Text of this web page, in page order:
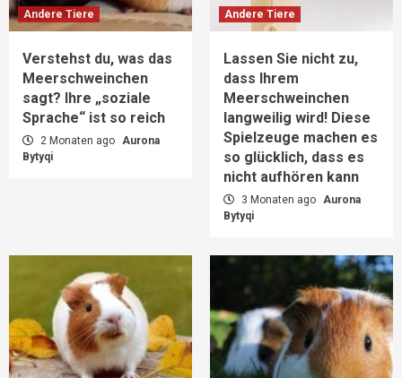
Andere Tiere
Verstehst du, was das
Meerschweinchen
sagt? Ihre „soziale
Sprache“ ist so reich
2 Monaten ago Aurona
Bytyqi
Andere Tiere
Lassen Sie nicht zu,
dass Ihrem
Meerschweinchen
langweilig wird! Diese
Spielzeuge machen es
so glücklich, dass es
nicht aufhören kann
3 Monaten ago Aurona
Bytyqi